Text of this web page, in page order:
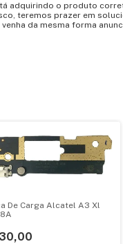
adquirindo o produto
teremos prazer em
da mesma forma
De Carga Alcatel A3 Xl